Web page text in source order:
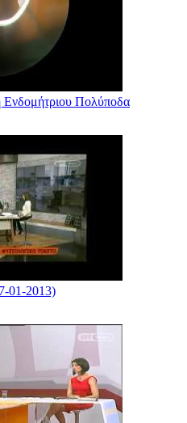
Ενδομήτριου Πολύποδα
01-2013)